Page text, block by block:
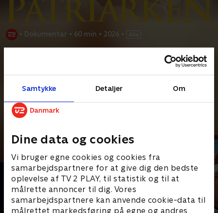
Samtykke Detaljer Om
Dine data og cookies
Vi bruger egne cookies og cookies fra
samarbejdspartnere for at give dig den bedste
oplevelse af TV 2 PLAY, til statistik og til at
målrette annoncer til dig. Vores
samarbejdspartnere kan anvende cookie-data til
målrettet markedsføring på egne og andres
• Dokumentar • 60 min • 2026 •
Filmproduceren Peter Aalbæk er selverklæret patriark - en
Andre så også